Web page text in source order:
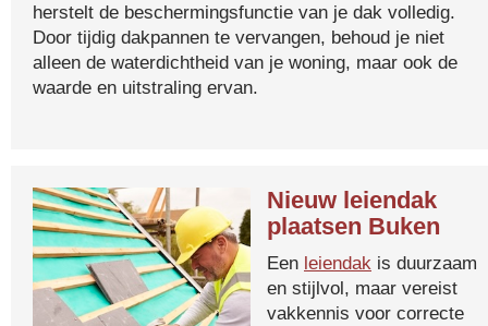
herstelt de beschermingsfunctie van je dak volledig.
Door tijdig dakpannen te vervangen, behoud je niet
alleen de waterdichtheid van je woning, maar ook de
waarde en uitstraling ervan.
Nieuw leiendak
plaatsen Buken
Een leiendak is duurzaam
en stijlvol, maar vereist
vakkennis voor correcte